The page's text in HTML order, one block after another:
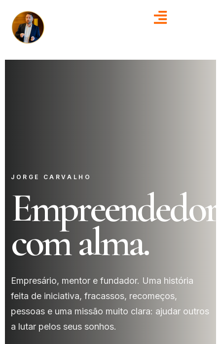
JORGE CARVALHO
com alma.
Empresário, mentor e fundador. Uma história
feita de iniciativa, fracassos, recomeços,
pessoas e uma missão muito clara: ajudar outros
a lutar pelos seus sonhos.